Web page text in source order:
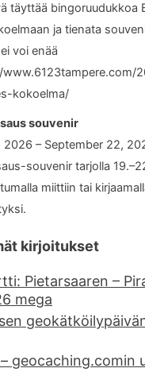
täyttää bingoruudukkoa
ja tienata
voi enää
kokoelma/
souvenir
2026 – September 22,
souvenir tarjolla
miittiin tai
kirjoitukset
Pietarsaaren –
mega
geocaching.comin